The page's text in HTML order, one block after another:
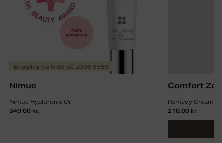
Bestilles via SMS på 2098 9589
Nimue
Nimue Hyaluronic Oil
349,00 kr.
Comfort
Remedy Cream
210,00 kr.